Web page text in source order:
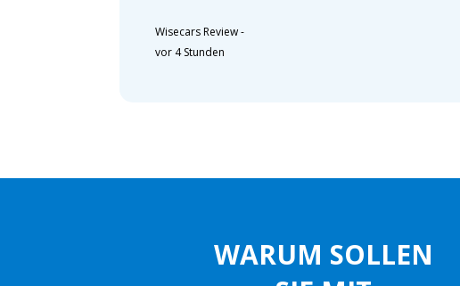
Wisecars Review-
vor 4 Stunden
WARUM SOLLEN